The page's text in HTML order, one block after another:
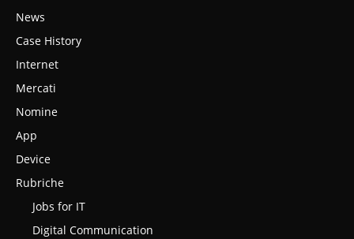
News
Case History
Internet
Mercati
Nomine
App
Device
Rubriche
Jobs for IT
Digital Communication